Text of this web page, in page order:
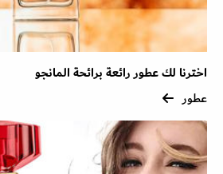
اخترنا لك عطور رائعة برائحة المانجو
عطور